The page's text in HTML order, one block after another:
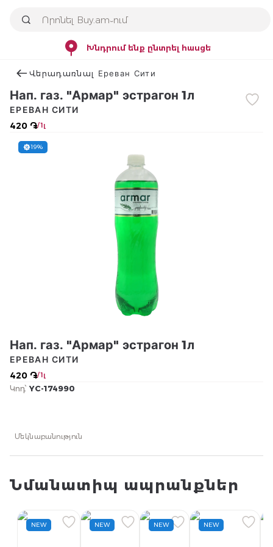
Խնդրում ենք ընտրել հասցե
Վերադառնալ Ереван Сити
Нап. газ. "Армар" эстрагон 1л
420 ֏/ 1լ
ЕРЕВАН СИТИ
19%
Нап. газ. "Армар" эстрагон 1л
420 ֏/ 1լ
ЕРЕВАН СИТИ
Կոդ՝ YC-174990
Մեկնաբանություն
Նմանատիպ ապրանքներ
NEW NEW NEW NEW